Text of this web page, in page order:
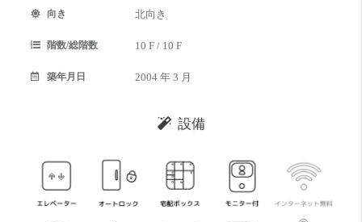
向き 北向き
階数/総階数 10 F / 10 F
築年月日 2004 年 3 月
設備